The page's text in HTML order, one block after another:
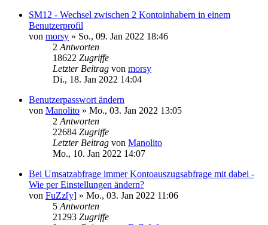
SM12 - Wechsel zwischen 2 Kontoinhabern in einem
Benutzerprofil
von morsy » So., 09. Jan 2022 18:46
2 Antworten
18622 Zugriffe
Letzter Beitrag von morsy
Di., 18. Jan 2022 14:04
Benutzerpasswort ändern
von Manolito » Mo., 03. Jan 2022 13:05
2 Antworten
22684 Zugriffe
Letzter Beitrag von Manolito
Mo., 10. Jan 2022 14:07
Bei Umsatzabfrage immer Kontoauszugsabfrage mit dabei -
Wie per Einstellungen ändern?
von FuZz[y] » Mo., 03. Jan 2022 11:06
5 Antworten
21293 Zugriffe